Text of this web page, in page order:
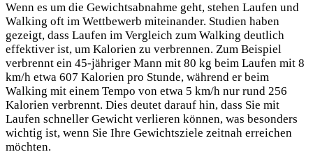
Wenn es um die Gewichtsabnahme geht, stehen Laufen und
Walking oft im Wettbewerb miteinander. Studien haben
gezeigt, dass Laufen im Vergleich zum Walking deutlich
effektiver ist, um Kalorien zu verbrennen. Zum Beispiel
verbrennt ein 45-jähriger Mann mit 80 kg beim Laufen mit 8
km/h etwa 607 Kalorien pro Stunde, während er beim
Walking mit einem Tempo von etwa 5 km/h nur rund 256
Kalorien verbrennt. Dies deutet darauf hin, dass Sie mit
Laufen schneller Gewicht verlieren können, was besonders
wichtig ist, wenn Sie Ihre Gewichtsziele zeitnah erreichen
möchten.